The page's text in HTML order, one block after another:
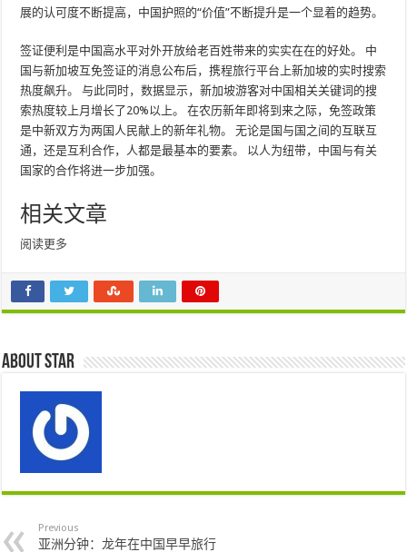
展的认可度不断提高，中国护照的“价值”不断提升是一个显着的趋势。
签证便利是中国高水平对外开放给老百姓带来的实实在在的好处。 中
国与新加坡互免签证的消息公布后，携程旅行平台上新加坡的实时搜索
热度飙升。 与此同时，数据显示，新加坡游客对中国相关关键词的搜
索热度较上月增长了20%以上。 在农历新年即将到来之际，免签政策
是中新双方为两国人民献上的新年礼物。 无论是国与国之间的互联互
通，还是互利合作，人都是最基本的要素。 以人为纽带，中国与有关
国家的合作将进一步加强。
相关文章
阅读更多
About star
Previous
亚洲分钟：龙年在中国早早旅行